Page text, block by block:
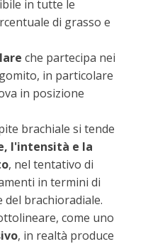
in tutte le
di grasso e
che partecipa nei
in particolare
in posizione
brachiale si tende
l'intensità e la
, nel tentativo di
in termini di
brachioradiale.
come uno
, in realtà produce